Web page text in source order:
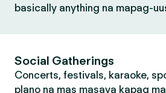
basically anything na mapag-
Social Gatherings
Concerts, festivals, karaoke,
plano na mas masaya kapag